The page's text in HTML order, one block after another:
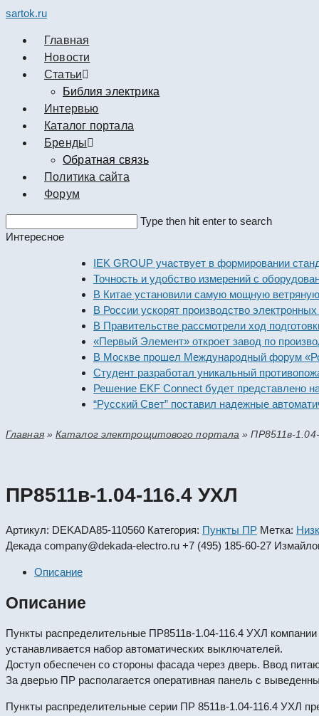
sartok.ru
Главная
Новости
Cтатьи
Библия электрика
Интервью
Каталог портала
Бренды
Обратная связь
Политика сайта
Форум
this
Type then hit enter to search
Интересное
IEK GROUP участвует в формировании
Точность и удобство измерений с оборудованием
В Китае установили самую мощную ветряную
В России ускорят производство электронных
В Правительстве рассмотрели ход подготовки
«Первый Элемент» откроет завод по
В Москве прошел Международный форум
Студент разработал уникальный
Решение EKF Connect будет представлено на
“Русский Свет” поставил надежные
Главная»Каталог электрощитового портала »ПР8511в-
ПР8511в-1.04-116.4 УХЛ
Артикул: DEKADA85-110560 Категория: Пункты ПР Метка:
Декада company@dekada-electro.ru +7 (495) 185-60-27
Описание
Описание
Пункты распределительные ПР8511в-1.04-116.4 УХЛ компании
устанавливается набор автоматических выключателей.
Доступ обеспечен со стороны фасада через дверь. Ввод
За дверью ПР располагается оперативная панель с
Пункты распределительные серии ПР 8511в-1.04-116.4 УХЛ